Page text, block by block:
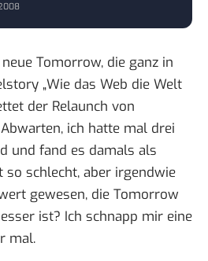
Tomorrow, die ganz in
„Wie das Web die Welt
der Relaunch von
Abwarten, ich hatte mal drei
und fand es damals als
so schlecht, aber irgendwie
gewesen, die Tomorrow
ist? Ich schnapp mir eine
mal.